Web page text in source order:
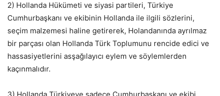
2) Hollanda Hükümeti ve siyasi partileri, Türkiye
Cumhurbaşkanı ve ekibinin Hollanda ile ilgili sözlerini,
seçim malzemesi haline getirerek, Holandanında ayrılmaz
bir parçası olan Hollanda Türk Toplumunu rencide edici ve
hassasiyetlerini asşağılayıcı eylem ve söylemlerden
kaçınmalıdır.